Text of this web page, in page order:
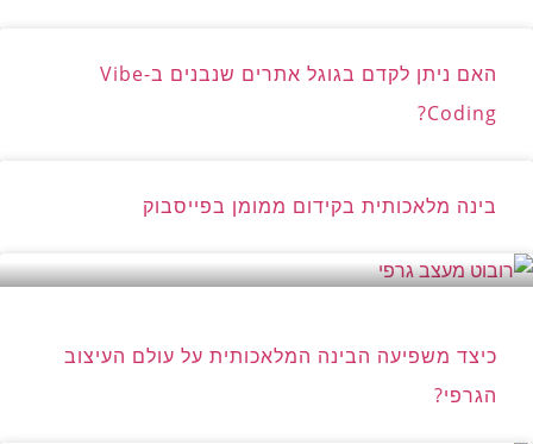
האם ניתן לקדם בגוגל אתרים שנבנים ב-Vibe
Coding?
בינה מלאכותית בקידום ממומן בפייסבוק
כיצד משפיעה הבינה המלאכותית על עולם העיצוב
הגרפי?